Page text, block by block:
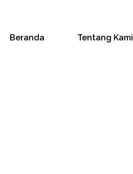
Beranda Tentang Kami